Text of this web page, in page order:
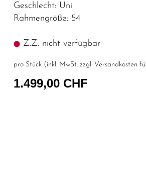
Geschlecht: Uni
Rahmengröße: 54
Z.Z. nicht verfügbar
pro Stück (inkl. MwSt. zzgl. Versandkosten
1.499,00 CHF